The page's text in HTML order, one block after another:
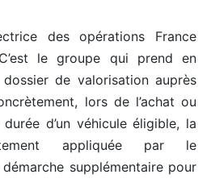
des opérations France
le groupe qui prend en
dossier de valorisation auprès
lors de l’achat ou
d’un véhicule éligible, la
appliquée par le
supplémentaire pour